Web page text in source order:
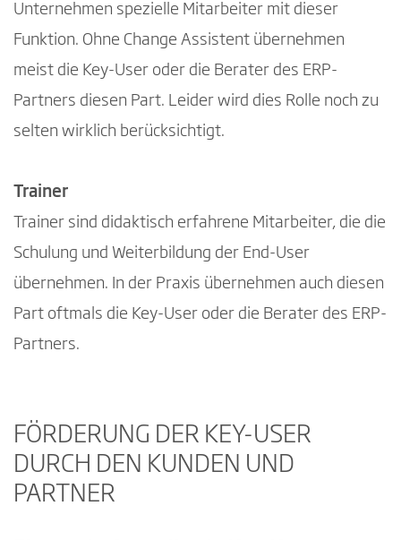
Unternehmen spezielle Mitarbeiter mit dieser
Funktion. Ohne Change Assistent übernehmen
meist die Key-User oder die Berater des ERP-
Partners diesen Part. Leider wird dies Rolle noch zu
selten wirklich berücksichtigt.
Trainer
Trainer sind didaktisch erfahrene Mitarbeiter, die die
Schulung und Weiterbildung der End-User
übernehmen. In der Praxis übernehmen auch diesen
Part oftmals die Key-User oder die Berater des ERP-
Partners.
FÖRDERUNG DER KEY-USER
DURCH DEN KUNDEN UND
PARTNER